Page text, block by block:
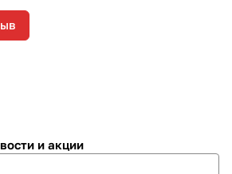
и акции